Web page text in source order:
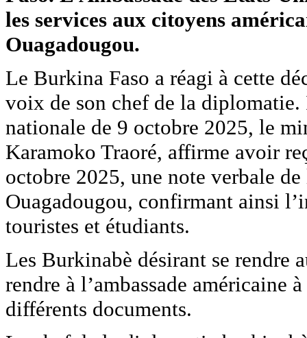
les services aux citoyens
Ouagadougou.
Le Burkina Faso a réagi à cette
voix de son chef de la
nationale de 9 octobre 2025, le
Karamoko Traoré, affirme avoir
octobre 2025, une note verbale de
Ouagadougou, confirmant ainsi
touristes et étudiants.
Les Burkinabè désirant se rendre
rendre à l’ambassade américaine
différents documents.